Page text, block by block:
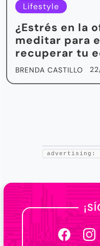
Lifestyle
¿Estrés en la
meditar para
recuperar tu
BRENDA CASTILLO
advertising: